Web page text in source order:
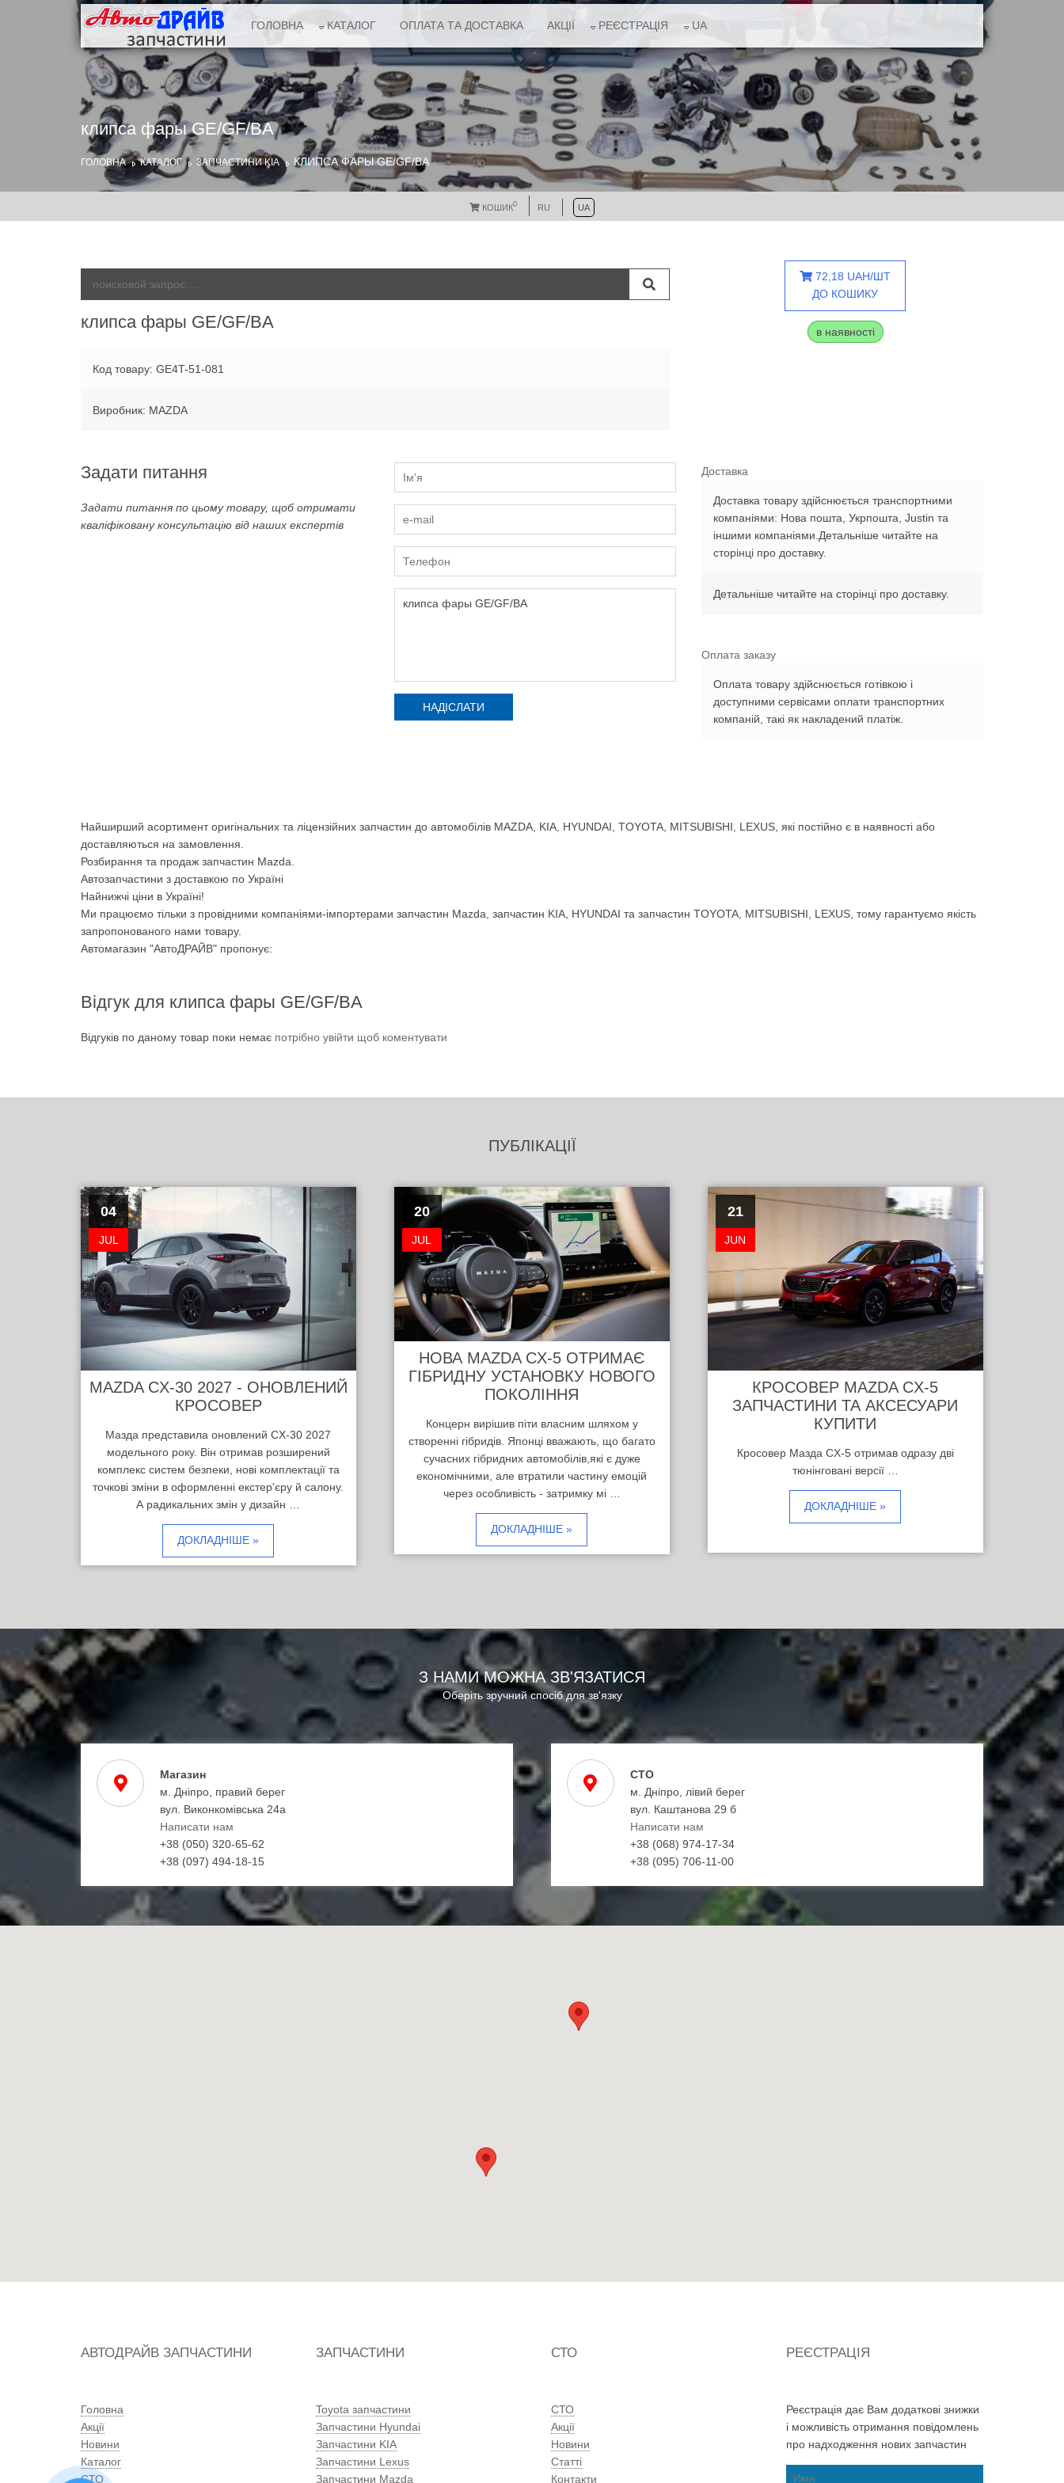
ГОЛОВНА КАТАЛОГ ОПЛАТА ТА ДОСТАВКА АКЦІЇ РЕЄСТРАЦІЯ UA
клипса фары GE/GF/BA
ГОЛОВНА КАТАЛОГ ЗАПЧАСТИНИ KIA КЛИПСА ФАРЫ GE/GF/BA
КОШИК0 RU UA
клипса фары GE/GF/BA
Код товару: GE4T-51-081
Виробник: MAZDA
72,18 UAH/ШТ
ДО КОШИКУ
в наявності
Задати питання
Задати питання по цьому товару, щоб отримати
кваліфіковану консультацію від наших експертів
Доставка
Доставка товару здійснюється транспортними
компаніями: Нова пошта, Укрпошта, Justin та
іншими компаніями.Детальніше читайте на
сторінці про доставку.
Детальніше читайте на сторінці про доставку.
Оплата заказу
Оплата товару здійснюється готівкою і
доступними сервісами оплати транспортних
компаній, такі як накладений платіж.
Найширший асортимент оригінальних та ліцензійних запчастин до автомобілів MAZDA, KIA, HYUNDAI, TOYOTA, MITSUBISHI, LEXUS, які постійно є в наявності або
доставляються на замовлення.
Розбирання та продаж запчастин Mazda.
Автозапчастини з доставкою по Україні
Найнижчі ціни в Україні!
Ми працюємо тільки з провідними компаніями-імпортерами запчастин Mazda, запчастин KIA, HYUNDAI та запчастин TOYOTA, MITSUBISHI, LEXUS, тому гарантуємо якість
запропонованого нами товару.
Автомагазин "АвтоДРАЙВ" пропонує:
Відгук для клипса фары GE/GF/BA
Відгуків по даному товар поки немає потрібно увійти щоб коментувати
ПУБЛІКАЦІЇ
04
JUL
MAZDA CX-30 2027 - ОНОВЛЕНИЙ
КРОСОВЕР
Мазда представила оновлений CX-30 2027
модельного року. Він отримав розширений
комплекс систем безпеки, нові комплектації та
точкові зміни в оформленні екстер'єру й салону.
А радикальних змін у дизайн …
ДОКЛАДНІШЕ »
20
JUL
НОВА MAZDA CX-5 ОТРИМАЄ
ГІБРИДНУ УСТАНОВКУ НОВОГО
ПОКОЛІННЯ
Концерн вирішив піти власним шляхом у
створенні гібридів. Японці вважають, що багато
сучасних гібридних автомобілів,які є дуже
економічними, але втратили частину емоцій
через особливість - затримку мі …
ДОКЛАДНІШЕ »
21
JUN
КРОСОВЕР MAZDA CX-5
ЗАПЧАСТИНИ ТА АКСЕСУАРИ
КУПИТИ
Кросовер Мазда CX-5 отримав одразу дві
тюнінговані версії …
ДОКЛАДНІШЕ »
З НАМИ МОЖНА ЗВ'ЯЗАТИСЯ
Оберіть зручний спосіб для зв'язку
Магазин
м. Дніпро, правий берег
вул. Виконкомівська 24а
Написати нам
+38 (050) 320-65-62
+38 (097) 494-18-15
СТО
м. Дніпро, лівий берег
вул. Каштанова 29 б
Написати нам
+38 (068) 974-17-34
+38 (095) 706-11-00
АВТОДРАЙВ ЗАПЧАСТИНИ
Головна
Акції
Новини
Каталог
СТО
ЗАПЧАСТИНИ
Toyota запчастини
Запчастини Hyundai
Запчастини KIA
Запчастини Lexus
Запчастини Mazda
СТО
СТО
Акції
Новини
Статті
Контакти
РЕЄСТРАЦІЯ
Реєстрація дає Вам додаткові знижки
і можливість отримання повідомлень
про надходження нових запчастин